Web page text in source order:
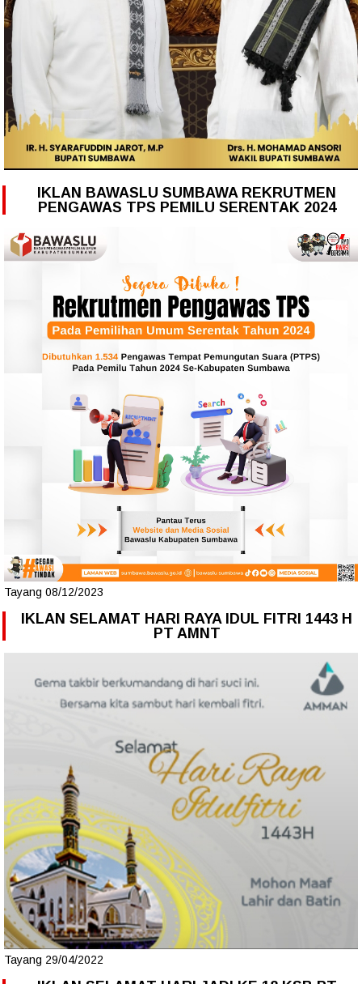
IKLAN BAWASLU SUMBAWA REKRUTMEN
PENGAWAS TPS PEMILU SERENTAK 2024
Tayang 08/12/2023
IKLAN SELAMAT HARI RAYA IDUL FITRI 1443 H
PT AMNT
Tayang 29/04/2022